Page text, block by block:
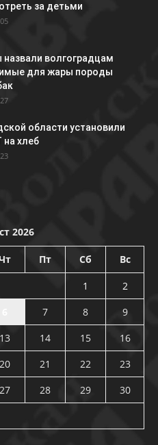
за детьми
назвали волгоградцам
для жары породы
области установили
хлеб
2026
Пт Сб Вс
1
2
7 8
9
13 14 15
16
20 21 22
23
27 28 29
30